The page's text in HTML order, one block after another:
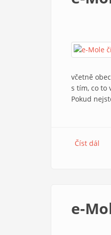
včetně
s tím, co to
Pokud
Číst dál
e-